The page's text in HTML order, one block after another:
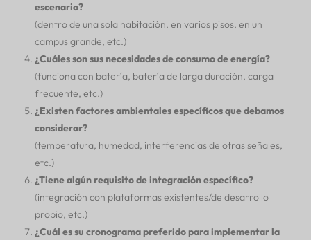
escenario?
(dentro de una sola habitación, en varios pisos, en un
campus grande, etc.)
¿Cuáles son sus necesidades de consumo de energía?
(funciona con batería, batería de larga duración, carga
frecuente, etc.)
¿Existen factores ambientales específicos que debamos
considerar?
(temperatura, humedad, interferencias de otras señales,
etc.)
¿Tiene algún requisito de integración específico?
(integración con plataformas existentes/de desarrollo
propio, etc.)
¿Cuál es su cronograma preferido para implementar la